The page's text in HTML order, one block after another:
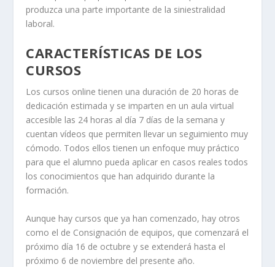
produzca una parte importante de la siniestralidad
laboral.
CARACTERÍSTICAS DE LOS
CURSOS
Los cursos online tienen una duración de 20 horas de
dedicación estimada y se imparten en un aula virtual
accesible las 24 horas al día 7 días de la semana y
cuentan vídeos que permiten llevar un seguimiento muy
cómodo. Todos ellos tienen un enfoque muy práctico
para que el alumno pueda aplicar en casos reales todos
los conocimientos que han adquirido durante la
formación.
Aunque hay cursos que ya han comenzado, hay otros
como el de Consignación de equipos, que comenzará el
próximo día 16 de octubre y se extenderá hasta el
próximo 6 de noviembre del presente año.